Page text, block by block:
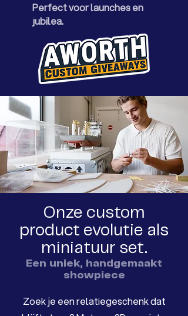
Perfect voor launches en
jubilea.
Onze custom
product evolutie als
miniatuur set.
Een uniek, handgemaakt
showpiece
Zoek je een relatiegeschenk dat